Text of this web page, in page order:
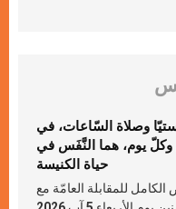
وصلاة السّاعات، في
يوم، هما النَّفَس في
حياة الكنيسة
الكامل للمقابلة العامّة مع